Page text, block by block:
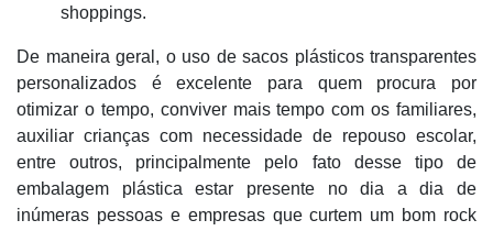
shoppings.
De maneira geral, o uso de sacos plásticos transparentes
personalizados é excelente para quem procura por
otimizar o tempo, conviver mais tempo com os familiares,
auxiliar crianças com necessidade de repouso escolar,
entre outros, principalmente pelo fato desse tipo de
embalagem plástica estar presente no dia a dia de
inúmeras pessoas e empresas que curtem um bom rock